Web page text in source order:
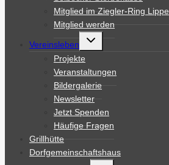
Mitglied im Ziegler-Ring Lippe
Mitglied werden
Vereinsleben
Untermenü
Projekte
Veranstaltungen
Bildergalerie
Newsletter
Jetzt Spenden
Häufige Fragen
Grillhütte
Dorfgemeinschaftshaus